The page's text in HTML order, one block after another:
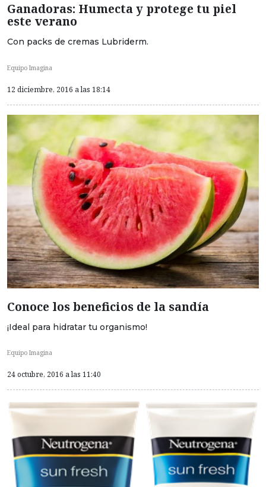
Ganadoras: Humecta y protege tu piel
este verano
Con packs de cremas Lubriderm.
Equipo Imagina
12 diciembre, 2016 a las 18:14
Conoce los beneficios de la sandía
¡Ideal para hidratar tu organismo!
Equipo Imagina
24 octubre, 2016 a las 11:40